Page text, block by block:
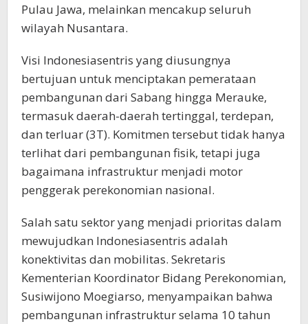
Pulau Jawa, melainkan mencakup seluruh
wilayah Nusantara.
Visi Indonesiasentris yang diusungnya
bertujuan untuk menciptakan pemerataan
pembangunan dari Sabang hingga Merauke,
termasuk daerah-daerah tertinggal, terdepan,
dan terluar (3T). Komitmen tersebut tidak hanya
terlihat dari pembangunan fisik, tetapi juga
bagaimana infrastruktur menjadi motor
penggerak perekonomian nasional.
Salah satu sektor yang menjadi prioritas dalam
mewujudkan Indonesiasentris adalah
konektivitas dan mobilitas. Sekretaris
Kementerian Koordinator Bidang Perekonomian,
Susiwijono Moegiarso, menyampaikan bahwa
pembangunan infrastruktur selama 10 tahun